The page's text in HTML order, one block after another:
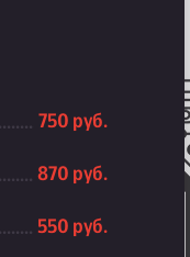
750 руб.
870 руб.
550 руб.